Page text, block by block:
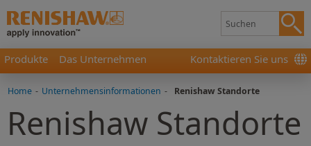
Produkte Das Unternehmen Kontaktieren Sie uns
Home - Unternehmensinformationen - Renishaw Standorte
Renishaw Standorte